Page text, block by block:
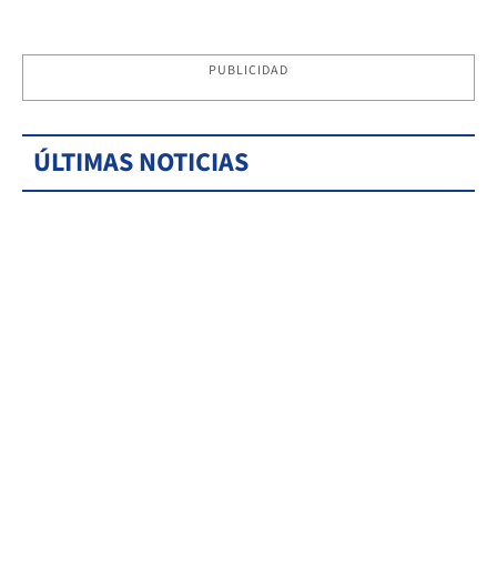
PUBLICIDAD
ÚLTIMAS NOTICIAS